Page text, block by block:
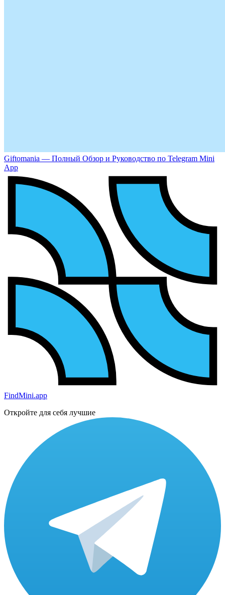
Giftomania — Полный Обзор и Руководство по Telegram Mini
App
FindMini.app
Откройте для себя лучшие